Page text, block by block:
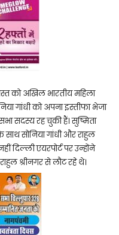
को अखिल भारतीय महिला
गांधी को अपना इस्तीफा भेजा
सदस्य रह चुकी हैं। सुष्मिता
सोनिया गांधी और राहुल
दिल्ली एयरपोर्ट पर उन्होंने
श्रीनगर से लौट रहे थे।